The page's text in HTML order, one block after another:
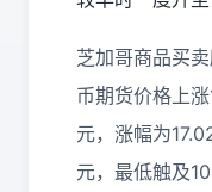
芝加哥商品买
币期货价格上
元，涨幅为
元，最低触及